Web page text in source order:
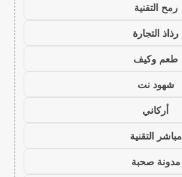
رمح التقنية
رذاذ التجارة
طعم وكيف
شهود نت
أركاني
مباشر التقنية
مدونة صحبة